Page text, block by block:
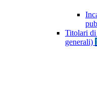
Titolari
generali)